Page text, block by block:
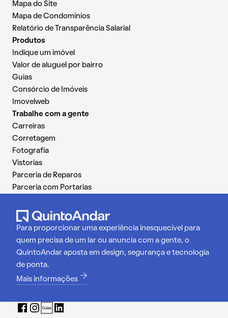
Mapa do Site
Mapa de Condomínios
Relatório de Transparência Salarial
Produtos
Indique um imóvel
Valor de aluguel por bairro
Guias
Consórcio de Imóveis
Imovelweb
Trabalhe com a gente
Carreiras
Corretagem
Fotografia
Vistorias
Parceria de Reparos
Parceria com Portarias
Para proporcionar uma experiência inesquecível para
quem precisa de um lar ou anuncia com a gente, o
QuintoAndar aposta em design, segurança e tecnologia
de ponta.
Mais informações